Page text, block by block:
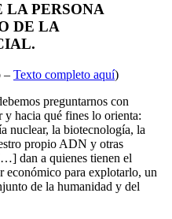
LA PERSONA
DE LA
– Texto completo aquí)
preguntarnos con
y hacia qué fines lo orienta:
nuclear, la biotecnología, la
propio ADN y otras
dan a quienes tienen el
económico para explotarlo, un
de la humanidad y del